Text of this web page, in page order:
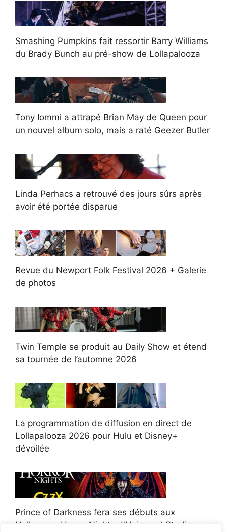
Smashing Pumpkins fait ressortir Barry Williams
du Brady Bunch au pré-show de Lollapalooza
Tony Iommi a attrapé Brian May de Queen pour
un nouvel album solo, mais a raté Geezer Butler
Linda Perhacs a retrouvé des jours sûrs après
avoir été portée disparue
Revue du Newport Folk Festival 2026 + Galerie
de photos
Twin Temple se produit au Daily Show et étend
sa tournée de l’automne 2026
La programmation de diffusion en direct de
Lollapalooza 2026 pour Hulu et Disney+
dévoilée
Prince of Darkness fera ses débuts aux
Halloween Horror Nights d'Universal Studios